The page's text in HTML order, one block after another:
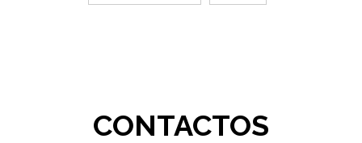
CONTACTOS